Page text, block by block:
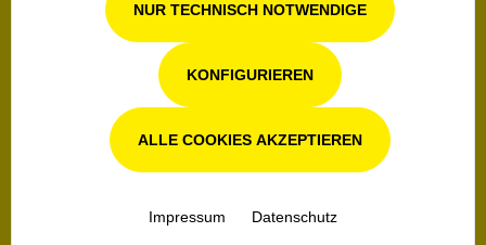
professionelle Beratung, betriebsfertige
Übergabe und eine ausführliche Einweisung
in Ihr Gartengerät. Auch nach dem Kauf
stehen wir mit Service und Reparaturen zur
Seite. Regelmäßiges Schärfen und
NUR TECHNISCH NOTWENDIGE
KONFIGURIEREN
ALLE COOKIES AKZEPTIEREN
Impressum Datenschutz